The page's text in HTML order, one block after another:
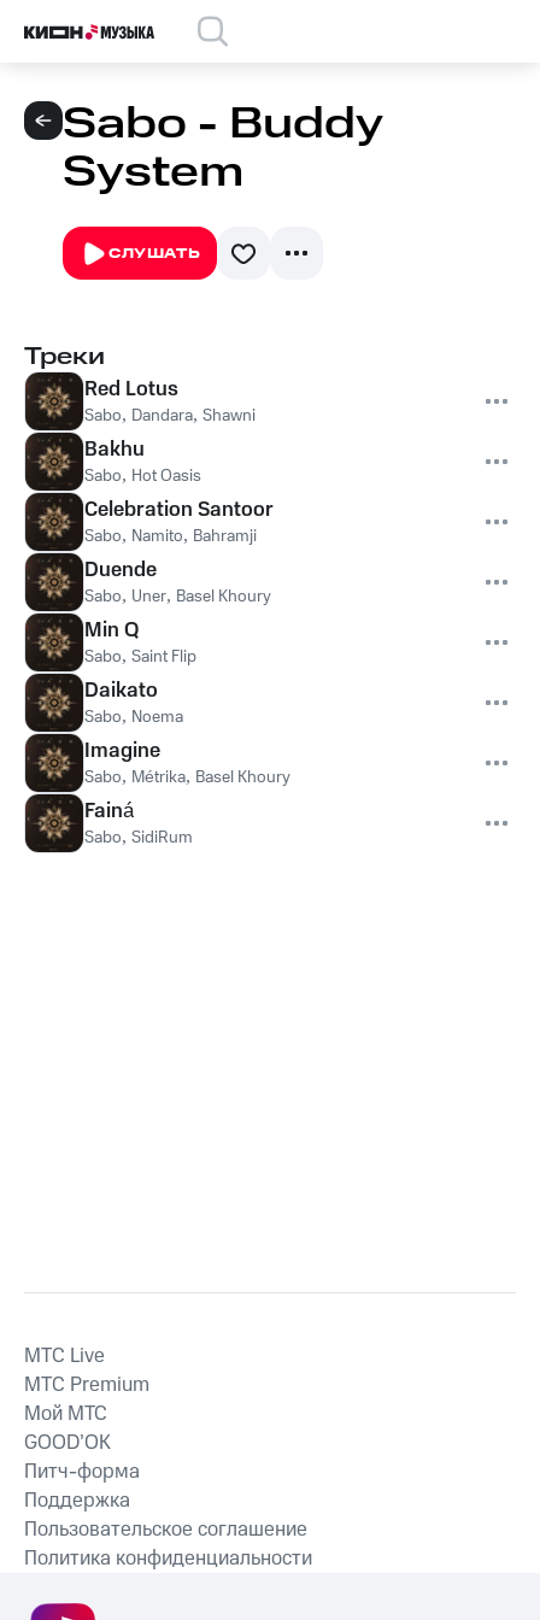
Sabo - Buddy
System
СЛУШАТЬ
Треки
Red Lotus
Sabo, Dandara, Shawni
Bakhu
Sabo, Hot Oasis
Celebration Santoor
Sabo, Namito, Bahramji
Duende
Sabo, Uner, Basel Khoury
Min Q
Sabo, Saint Flip
Daikato
Sabo, Noema
Imagine
Sabo, Métrika, Basel Khoury
Fainá
Sabo, SidiRum
MTС Live
MTС Premium
Мой МТС
GOOD’OK
Питч-форма
Поддержка
Пользовательское соглашение
Политика конфиденциальности